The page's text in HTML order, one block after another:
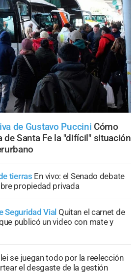
de Gustavo Puccini Cómo
Santa Fe la "difícil" situación
tierras En vivo: el Senado debate
propiedad privada
Seguridad Vial Quitan el carnet de
publicó un video con mate y
se juegan todo por la reelección
el desgaste de la gestión